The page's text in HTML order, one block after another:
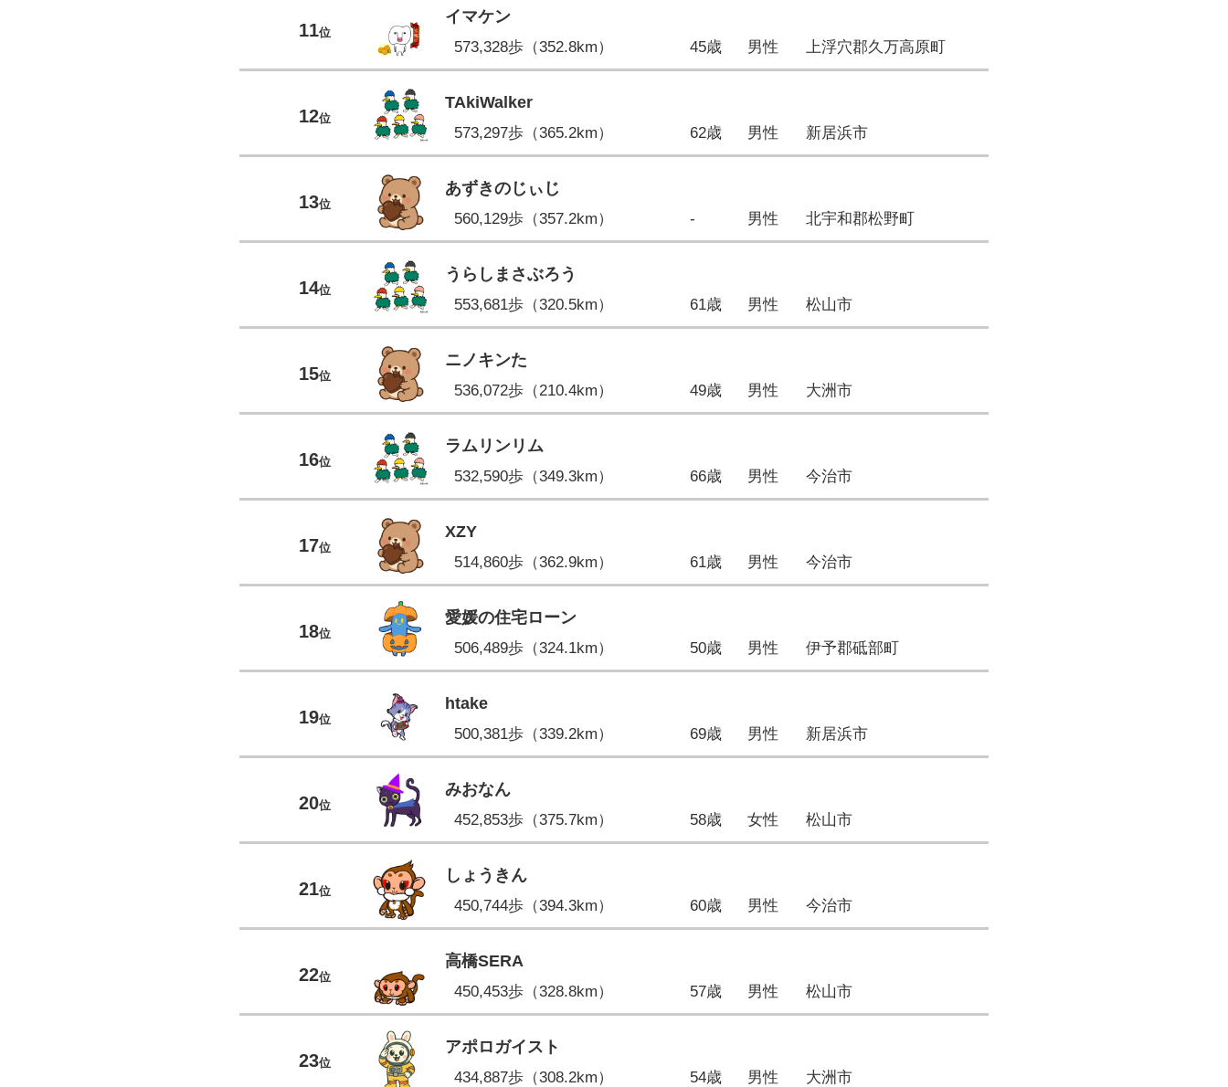
11位
イマケン
573,328歩（352.8km） 45歳 男性 上浮穴郡久万高原町
12位
TAkiWalker
573,297歩（365.2km） 62歳 男性 新居浜市
13位
あずきのじぃじ
560,129歩（357.2km） - 男性 北宇和郡松野町
14位
うらしまさぶろう
553,681歩（320.5km） 61歳 男性 松山市
15位
ニノキンた
536,072歩（210.4km） 49歳 男性 大洲市
16位
ラムリンリム
532,590歩（349.3km） 66歳 男性 今治市
17位
XZY
514,860歩（362.9km） 61歳 男性 今治市
18位
愛媛の住宅ローン
506,489歩（324.1km） 50歳 男性 伊予郡砥部町
19位
htake
500,381歩（339.2km） 69歳 男性 新居浜市
20位
みおなん
452,853歩（375.7km） 58歳 女性 松山市
21位
しょうきん
450,744歩（394.3km） 60歳 男性 今治市
22位
高橋SERA
450,453歩（328.8km） 57歳 男性 松山市
23位
アポロガイスト
434,887歩（308.2km） 54歳 男性 大洲市